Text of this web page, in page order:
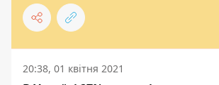
20:38, 01 квітня 2021